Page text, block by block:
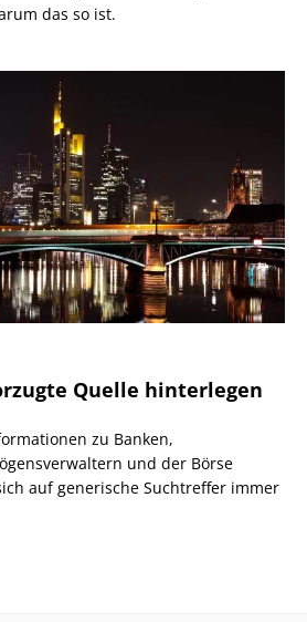
das so ist.
Quelle hinterlegen
zu Banken,
und der Börse
auf generische Suchtreffer immer